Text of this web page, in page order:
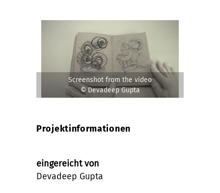
Screenshot from the video
© Devadeep Gupta
Projektinformationen
eingereicht von
Devadeep Gupta